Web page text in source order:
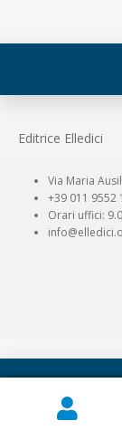
Editrice Elledici
Via Maria
+39 011 9552
Orari uffici:
Istituto